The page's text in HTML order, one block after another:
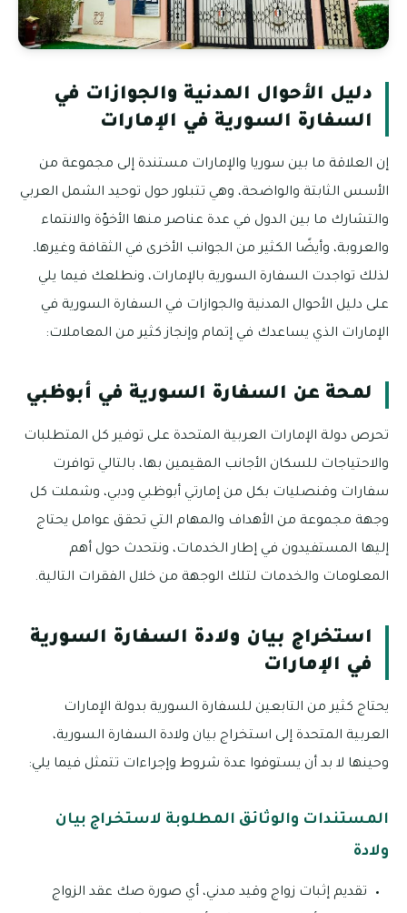
دليل الأحوال المدنية والجوازات في
السفارة السورية في الإمارات
إن العلاقة ما بين سوريا والإمارات مستندة إلى مجموعة من
الأسس الثابتة والواضحة، وهي تتبلور حول توحيد الشمل العربي
والتشارك ما بين الدول في عدة عناصر منها الأخوّة والانتماء
والعروبة، وأيضًا الكثير من الجوانب الأخرى في الثقافة وغيرهاـ
لذلك تواجدت السفارة السورية بالإمارات، ونطلعك فيما يلي
على دليل الأحوال المدنية والجوازات في السفارة السورية في
الإمارات الذي يساعدك في إتمام وإنجاز كثير من المعاملات:
لمحة عن السفارة السورية في أبوظبي
تحرص دولة الإمارات العربية المتحدة على توفير كل المتطلبات
والاحتياجات للسكان الأجانب المقيمين بها، بالتالي توافرت
سفارات وقنصليات بكل من إمارتي أبوظبي ودبي، وشملت كل
وجهة مجموعة من الأهداف والمهام التي تحقق عوامل يحتاج
إليها المستفيدون في إطار الخدمات، ونتحدث حول أهم
المعلومات والخدمات لتلك الوجهة من خلال الفقرات التالية.
استخراج بيان ولادة السفارة السورية
في الإمارات
يحتاج كثير من التابعين للسفارة السورية بدولة الإمارات
العربية المتحدة إلى استخراج بيان ولادة السفارة السورية،
وحينها لا بد أن يستوفوا عدة شروط وإجراءات تتمثل فيما يلي:
المستندات والوثائق المطلوبة لاستخراج بيان
ولادة
تقديم إثبات زواج وقيد مدني، أي صورة صك عقد الزواج